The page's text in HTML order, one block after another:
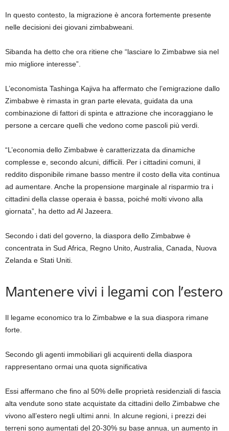
In questo contesto, la migrazione è ancora fortemente presente
nelle decisioni dei giovani zimbabweani.
Sibanda ha detto che ora ritiene che “lasciare lo Zimbabwe sia nel
mio migliore interesse”.
L’economista Tashinga Kajiva ha affermato che l’emigrazione dallo
Zimbabwe è rimasta in gran parte elevata, guidata da una
combinazione di fattori di spinta e attrazione che incoraggiano le
persone a cercare quelli che vedono come pascoli più verdi.
“L’economia dello Zimbabwe è caratterizzata da dinamiche
complesse e, secondo alcuni, difficili. Per i cittadini comuni, il
reddito disponibile rimane basso mentre il costo della vita continua
ad aumentare. Anche la propensione marginale al risparmio tra i
cittadini della classe operaia è bassa, poiché molti vivono alla
giornata”, ha detto ad Al Jazeera.
Secondo i dati del governo, la diaspora dello Zimbabwe è
concentrata in Sud Africa, Regno Unito, Australia, Canada, Nuova
Zelanda e Stati Uniti.
Mantenere vivi i legami con l’estero
Il legame economico tra lo Zimbabwe e la sua diaspora rimane
forte.
Secondo gli agenti immobiliari gli acquirenti della diaspora
rappresentano ormai una quota significativa
Essi affermano che fino al 50% delle proprietà residenziali di fascia
alta vendute sono state acquistate da cittadini dello Zimbabwe che
vivono all’estero negli ultimi anni. In alcune regioni, i prezzi dei
terreni sono aumentati del 20-30% su base annua, un aumento in